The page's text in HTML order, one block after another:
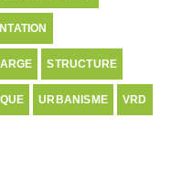
STRUCTURE
URBANISME VRD